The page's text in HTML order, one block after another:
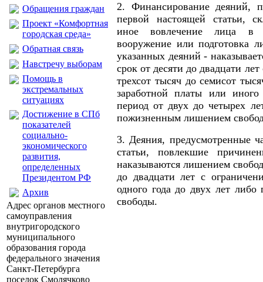
Обращения граждан
Проект «Комфортная
городская среда»
Обратная связь
Навстречу выборам
Помощь в
экстремальных
ситуациях
Достижение в СПб
показателей
социально-
экономического
развития,
определенных
Президентом РФ
Архив
Адрес органов местного
самоуправления
внутригородского
муниципального
образования города
федерального значения
Санкт-Петербурга
поселок Смолячково
2. Финансирование деяний,
первой настоящей статьи,
иное вовлечение лица в
вооружение или подготовка
указанных деяний -
срок от десяти до двадцати
трехсот тысяч до семисот
заработной платы или иного
период от двух до четырех
пожизненным лишением
3. Деяния, предусмотренные
статьи, повлекшие
наказываются лишением
до двадцати лет с
одного года до двух лет
свободы.